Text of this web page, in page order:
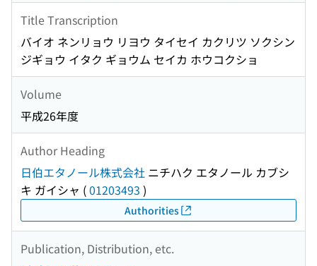
Title Transcription
バイオ ネンリョウ リヨウ タイセイ カクリツ ソクシン
ジギョウ イタク ギョウム セイカ ホウコクショ
Volume
平成26年度
Author Heading
日伯エタノール株式会社 ニチハク エタノール カブシ
キ ガイシャ (01203493 )
Authorities
Publication, Distribution, etc.